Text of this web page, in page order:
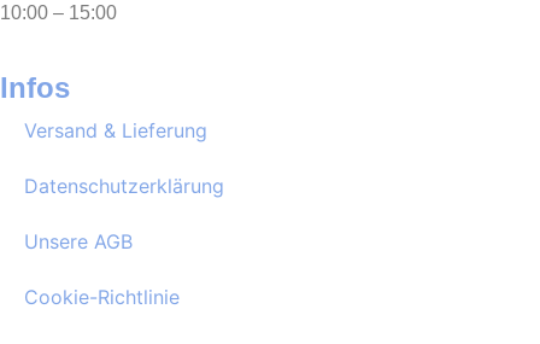
10:00 – 15:00
Infos
Versand & Lieferung
Datenschutzerklärung
Unsere AGB
Cookie-Richtlinie